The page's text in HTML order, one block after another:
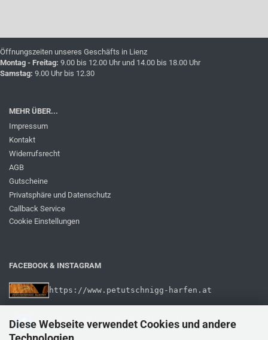
Diese Webseite verwendet Cookies und andere
Öffnungszeiten unseres Geschäfts in Lienz
Montag - Freitag: 9.00 bis 12.00 Uhr und 14.00 bis 18.00 Uhr
Samstag: 9.00 Uhr bis 12.30
MEHR ÜBER...
Impressum
Kontakt
Widerrufsrecht
AGB
Gutscheine
Privatsphäre und Datenschutz
Callback Service
Cookie Einstellungen
FACEBOOK & INSTAGRAM
https://www.petutschnigg-harfen.at